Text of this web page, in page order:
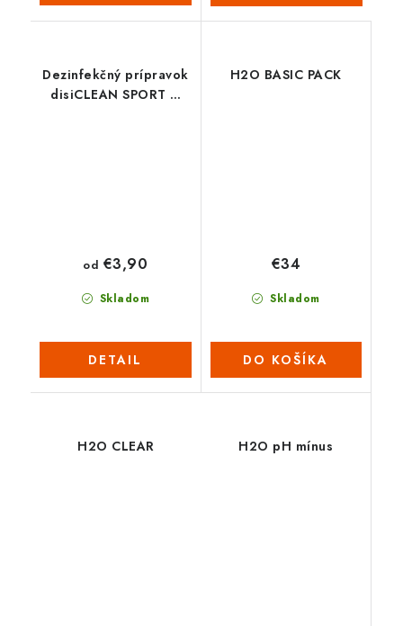
Dezinfekčný prípravok
disiCLEAN SPORT &
Skladom
od €3,90
DETAIL
H2O BASIC PACK
Skladom
€34
DO KOŠÍKA
H2O CLEAR H2O pH mínus